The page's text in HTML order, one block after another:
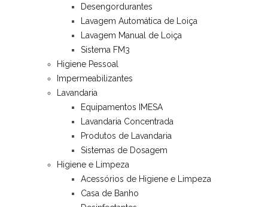
Desengordurantes
Lavagem Automática de Loiça
Lavagem Manual de Loiça
Sistema FM3
Higiene Pessoal
Impermeabilizantes
Lavandaria
Equipamentos IMESA
Lavandaria Concentrada
Produtos de Lavandaria
Sistemas de Dosagem
Higiene e Limpeza
Acessórios de Higiene e Limpeza
Casa de Banho